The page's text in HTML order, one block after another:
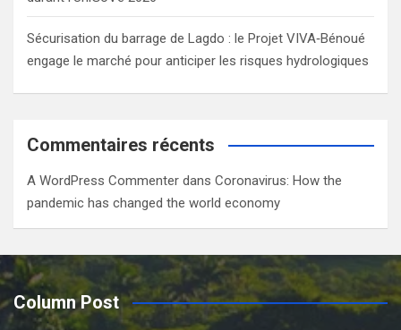
Sécurisation du barrage de Lagdo : le Projet VIVA‑Bénoué
engage le marché pour anticiper les risques hydrologiques
Commentaires récents
A WordPress Commenter dans Coronavirus: How the
pandemic has changed the world economy
Column Post